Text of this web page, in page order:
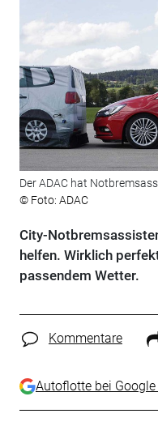
Der ADAC hat
© Foto: ADAC
City-
helfen. Wirklich
passendem Wetter.
Kommentare
Autoflotte bei